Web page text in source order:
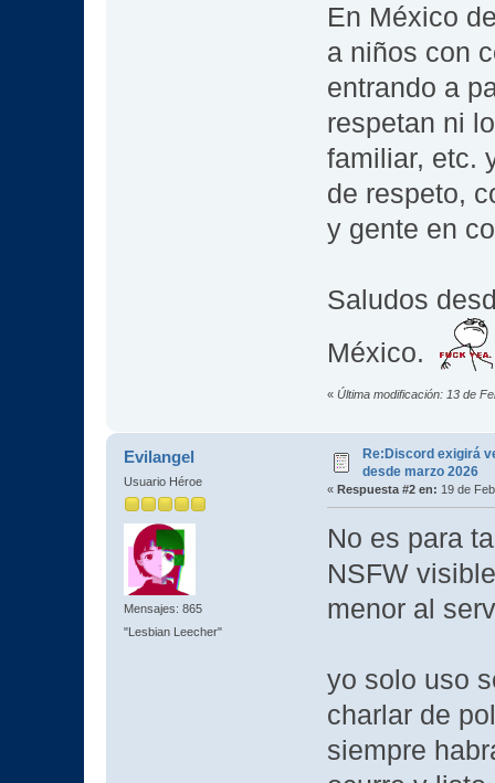
En México
a niños con
entrando a
respetan ni
familiar, etc.
de respeto,
y gente en
Saludos
México.
« Última modificación: 13 de
Evilangel
Usuario Héroe
Mensajes: 865
"Lesbian Leecher"
Re:Discord exigirá
desde marzo 2026
« Respuesta #2 en: 19 de
No es para
NSFW
menor al
yo solo uso
charlar de
siempre